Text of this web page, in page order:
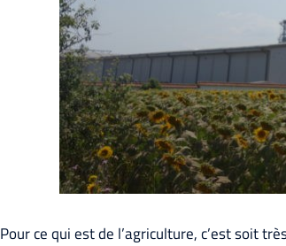
Pour ce qui est de l’agriculture, c’est soit